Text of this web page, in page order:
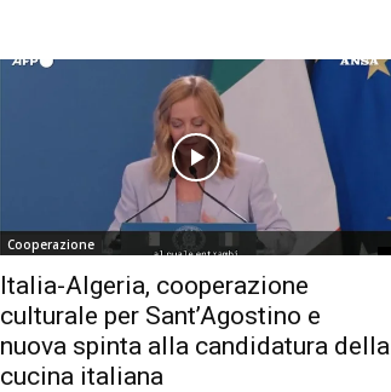
Cooperazione
Italia-Algeria, cooperazione
culturale per Sant’Agostino e
nuova spinta alla candidatura della
cucina italiana